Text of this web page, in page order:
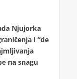
Njujorka
i “de
na snagu